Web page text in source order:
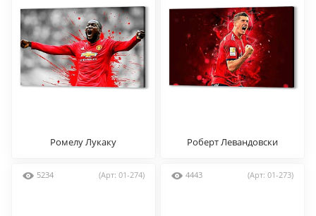
Ромелу Лукаку Роберт Левандовски
5234 (Арт: 01-274) 4443 (Арт: 01-273)